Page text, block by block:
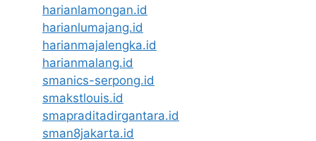
harianlamongan.id
harianlumajang.id
harianmajalengka.id
harianmalang.id
smanics-serpong.id
smakstlouis.id
smapraditadirgantara.id
sman8jakarta.id